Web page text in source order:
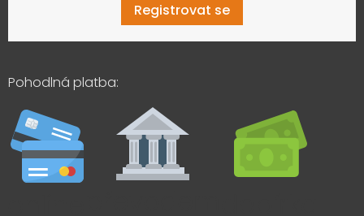
Registrovat se
Pohodlná platba: